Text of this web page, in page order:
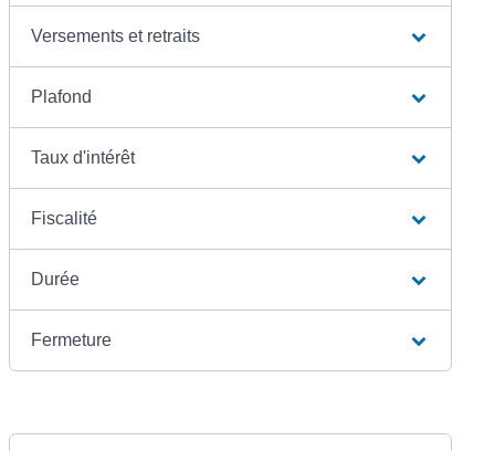
Versements et retraits
Plafond
Taux d'intérêt
Fiscalité
Durée
Fermeture